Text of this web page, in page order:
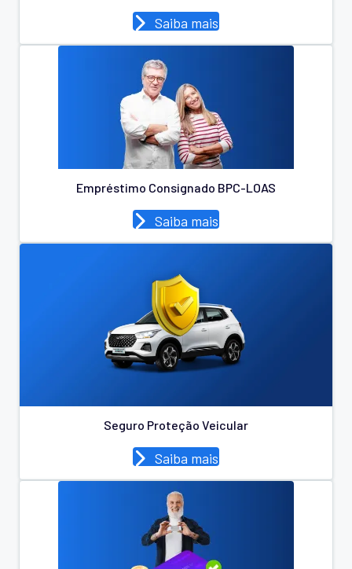
Saiba mais
Empréstimo Consignado BPC-LOAS
Saiba mais
Seguro Proteção Veicular
Saiba mais